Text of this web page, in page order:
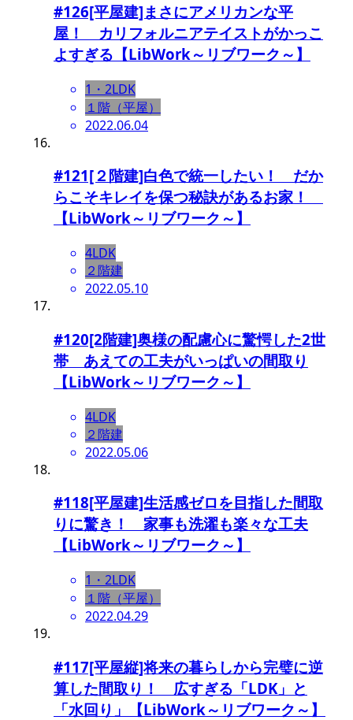
#126[平屋建]まさにアメリカンな平
屋！ カリフォルニアテイストがかっこ
よすぎる【LibWork～リブワーク～】
1・2LDK
１階（平屋）
2022.06.04
#121[２階建]白色で統一したい！ だか
らこそキレイを保つ秘訣があるお家！
【LibWork～リブワーク～】
4LDK
２階建
2022.05.10
#120[2階建]奥様の配慮心に驚愕した2世
帯 あえての工夫がいっぱいの間取り
【LibWork～リブワーク～】
4LDK
２階建
2022.05.06
#118[平屋建]生活感ゼロを目指した間取
りに驚き！ 家事も洗濯も楽々な工夫
【LibWork～リブワーク～】
1・2LDK
１階（平屋）
2022.04.29
#117[平屋縦]将来の暮らしから完璧に逆
算した間取り！ 広すぎる「LDK」と
「水回り」【LibWork～リブワーク～】